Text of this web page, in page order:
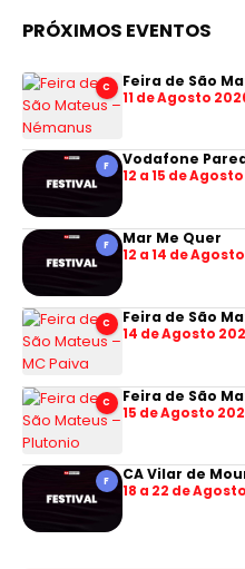
PRÓXIMOS EVENTOS
C Feira de São
11 de Agosto
F Vodafone
12 a 15 de
F Mar Me Quer
12 a 14 de
C Feira de São
14 de Agosto
C Feira de São
15 de Agosto
F CA Vilar de
18 a 22 de